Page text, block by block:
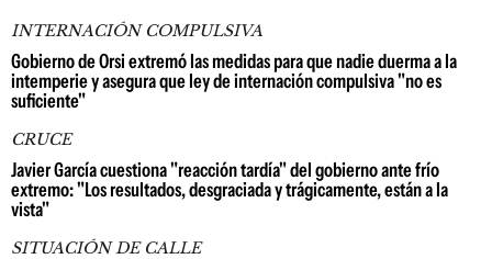
INTERNACIÓN COMPULSIVA
Gobierno de Orsi extremó las medidas para que nadie duerma a la
intemperie y asegura que ley de internación compulsiva "no es
suficiente"
CRUCE
Javier García cuestiona "reacción tardía" del gobierno ante frío
extremo: "Los resultados, desgraciada y trágicamente, están a la
vista"
SITUACIÓN DE CALLE